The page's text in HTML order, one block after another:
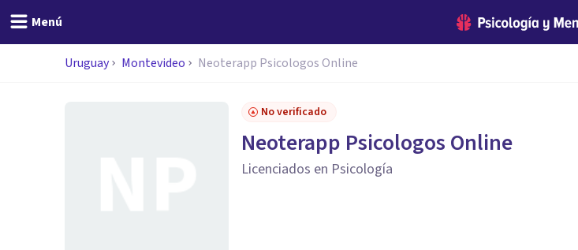
Menú
Uruguay Montevideo Neoterapp Psicologos Online
No verificado
Neoterapp Psicologos Online
Licenciados en Psicología